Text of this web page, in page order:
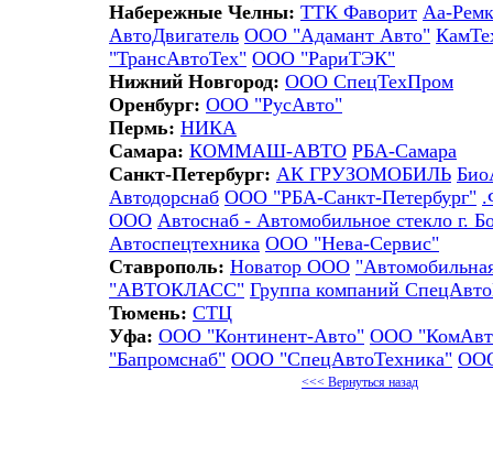
Набережные Челны: ТТК Фаворит Aa-
АвтоДвигатель ООО "Адамант Авто"
"ТрансАвтоТех" ООО "РариТЭК"
Нижний Новгород: ООО СпецТехПром
Оренбург: ООО "РусАвто"
Пермь: НИКА
Самара: КОММАШ-АВТО РБА-Самара
Санкт-Петербург: АК ГРУЗОМОБИЛЬ
Автодорснаб ООО "РБА-Санкт-Петербург"
ООО Автоснаб - Автомобильное стекло г.
Автоспецтехника ООО "Нева-Сервис"
Ставрополь: Новатор ООО
"АВТОКЛАСС" Группа компаний
Тюмень: СТЦ
Уфа: ООО "Континент-Авто" ООО
"Бапромснаб" ООО "СпецАвтоТехника"
<<< Вернуться назад